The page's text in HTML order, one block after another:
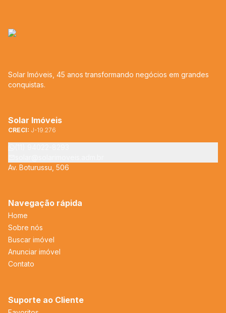
Solar Imóveis, 45 anos transformando negócios em grandes
conquistas.
Solar Imóveis
CRECI: J-19.276
Av. Boturussu, 506
Navegação rápida
Home
Sobre nós
Buscar imóvel
Anunciar imóvel
Contato
Suporte ao Cliente